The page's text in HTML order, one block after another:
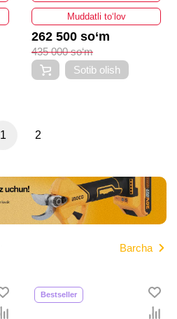
Muddatli to‘lov
262 500 so‘m
435 000 so‘m
Sotib olish
1 2
Barcha
Bestseller